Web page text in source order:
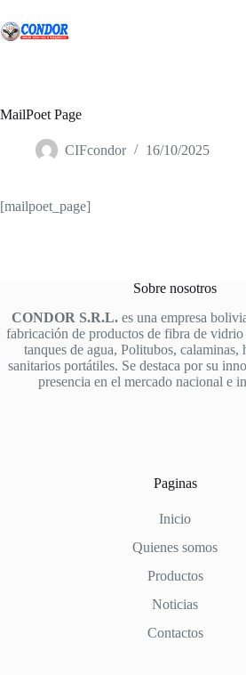
al
contenido
MailPoet Page
CIFcondor 16/10/2025
[mailpoet_page]
Sobre nosotros
CONDOR S.R.L. es una empresa
fabricación de productos de fibra de
tanques de agua, Politubos, calaminas,
sanitarios portátiles. Se destaca por su
presencia en el mercado nacional e
Paginas
Inicio
Quienes somos
Productos
Noticias
Contactos